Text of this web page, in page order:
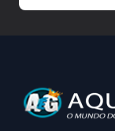
da
medidas